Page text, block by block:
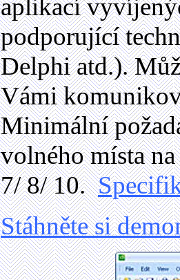
aplikací
podporující
Delphi atd.).
Vámi
Minimální
volného místa
7/ 8/ 10.
Stáhněte si